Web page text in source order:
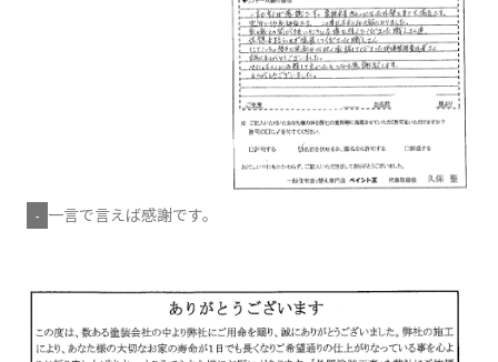
- 一言で言えば感謝です。